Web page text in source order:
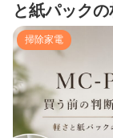
と紙パックの
掃除家電